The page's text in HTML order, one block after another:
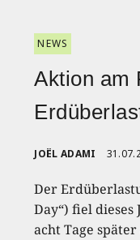
NEWS
Aktion am
JOËL ADAMI
Der
Day“) fiel dieses
acht Tage